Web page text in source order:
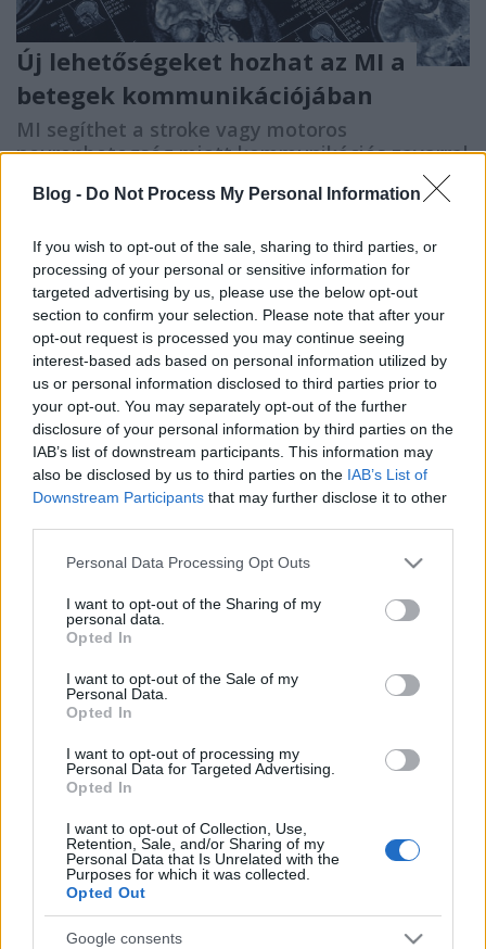
Blog - Do Not Process My Personal Information
If you wish to opt-out of the sale, sharing to third parties, or
processing of your personal or sensitive information for
targeted advertising by us, please use the below opt-out
section to confirm your selection. Please note that after your
opt-out request is processed you may continue seeing
interest-based ads based on personal information utilized by
us or personal information disclosed to third parties prior to
your opt-out. You may separately opt-out of the further
disclosure of your personal information by third parties on the
IAB’s list of downstream participants. This information may
also be disclosed by us to third parties on the IAB’s List of
Downstream Participants that may further disclose it to other
Please note that this website/app uses one or more Google
not limited to your visit or usage behaviour. You may click to
grant or deny consent to Google and its third-party tags to
use your data for below specified purposes in below Google
consent section.
Personal Data Processing Opt Outs
I want to opt-out of the Sharing of my
personal data.
Opted In
I want to opt-out of the Sale of my
Personal Data.
Opted In
I want to opt-out of processing my
Personal Data for Targeted Advertising.
Opted In
I want to opt-out of Collection, Use,
Retention, Sale, and/or Sharing of my
Personal Data that Is Unrelated with the
Purposes for which it was collected.
Opted Out
Google consents
Új lehetőségeket hozhat az MI a
betegek kommunikációjában
MI segíthet a stroke vagy motoros
neuronbetegség miatt kommunikációs zavarral
emTV.hu 2023. május 03.
Olyan mesterséges intelligencia-alapú dekódert
fejlesztettek ki, amely képes az agyi aktivitást
folyamatos szövegfolyamra fordítani, és ezzel olyan
áttörést értek el, amely először teszi lehetővé, hogy
non-invazív módon olvassák az emberek gondolatait
– írja technológiai rovatában a The Guardian.
Viharfelhők gyülekeznek a ChatGPT
és társai felett